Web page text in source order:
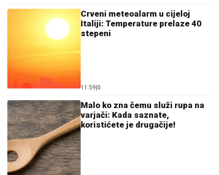
Crveni meteoalarm u cijeloj
Italiji: Temperature prelaze 40
stepeni
11:59 0
Malo ko zna čemu služi rupa na
varjači: Kada saznate,
koristićete je drugačije!